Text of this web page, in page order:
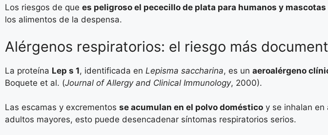
Los riesgos de que es peligroso el pececillo de plata para humanos y mascotas
los alimentos de la despensa.
Alérgenos respiratorios: el riesgo más
La proteína Lep s 1, identificada en Lepisma saccharina, es un aeroalérgeno
Boquete et al. (Journal of Allergy and Clinical Immunology, 2000).
Las escamas y excrementos se acumulan en el polvo doméstico y se inhalan en
adultos mayores, esto puede desencadenar síntomas respiratorios serios.